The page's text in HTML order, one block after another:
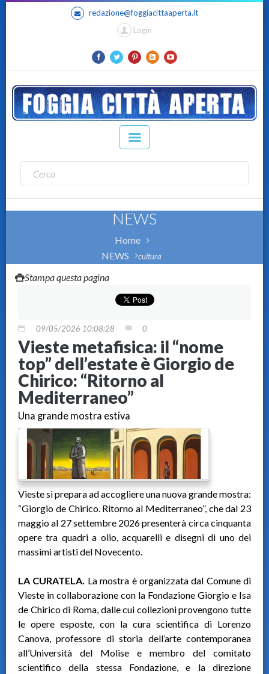
redazione@foggiacittaaperta.it
Login
NEWS
Home
NEWS
cultura
Stampa questa pagina
09/05/2026 10:08:28 0
Vieste metafisica: il “nome
top” dell’estate è Giorgio de
Chirico: “Ritorno al
Mediterraneo”
Una grande mostra estiva
Vieste si prepara ad accogliere una nuova grande mostra:
“Giorgio de Chirico. Ritorno al Mediterraneo”, che dal 23
maggio al 27 settembre 2026 presenterà circa cinquanta
opere tra quadri a olio, acquarelli e disegni di uno dei
massimi artisti del Novecento.
LA CURATELA. La mostra è organizzata dal Comune di
Vieste in collaborazione con la Fondazione Giorgio e Isa
de Chirico di Roma, dalle cui collezioni provengono tutte
le opere esposte, con la cura scientifica di Lorenzo
Canova, professore di storia dell’arte contemporanea
all’Università del Molise e membro del comitato
scientifico della stessa Fondazione, e la direzione